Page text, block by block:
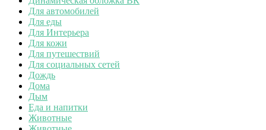
Для автомобилей
Для еды
Для Интерьера
Для кожи
Для путешествий
Для социальных сетей
Дождь
Дома
Дым
Еда и напитки
Животные